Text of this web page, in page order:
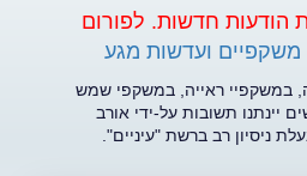
הודעות חדשות. לפורום
משקפיים ועדשות מגע
במשקפיי ראייה, במשקפי שמש
יינתנו תשובות על-ידי אורב
ניסיון רב ברשת "עיניים".